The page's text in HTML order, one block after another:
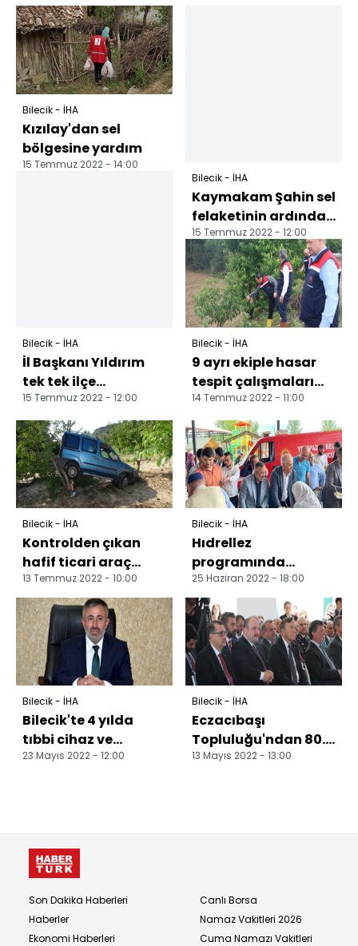
Bilecik - İHA
Kızılay'dan sel
bölgesine yardım
15 Temmuz 2022 - 14:00
Bilecik - İHA
İl Başkanı Yıldırım
tek tek ilçe
teşkilatlarını gezdi
15 Temmuz 2022 - 12:00
Bilecik - İHA
Kaymakam Şahin sel
felaketinin ardından
hasar tespit
çalışmalarını
başlattı
15 Temmuz 2022 - 12:00
Bilecik - İHA
9 ayrı ekiple hasar
tespit çalışmaları
sürdürülüyor
14 Temmuz 2022 - 11:00
Bilecik - İHA
Kontrolden çıkan
hafif ticari araç
kiraz bahçesine uçtu
13 Temmuz 2022 - 10:00
Bilecik - İHA
Hıdrellez
programında
vatandaşlara kendi
elleri ile pilav
dağıttılar
25 Haziran 2022 - 18:00
Bilecik - İHA
Bilecik'te 4 yılda
tıbbi cihaz ve
donanımında 60
23 Mayıs 2022 - 12:00
Bilecik - İHA
Eczacıbaşı
Topluluğu'ndan 80.
yılında Bozüyük'e
13 Mayıs 2022 - 13:00
Son Dakika Haberleri
Haberler
Ekonomi Haberleri
Canlı Borsa
Namaz Vakitleri 2026
Cuma Namazı Vakitleri